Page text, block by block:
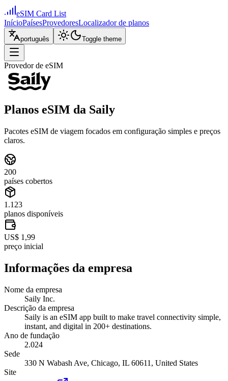
eSIM Card List
InícioPaísesProvedoresLocalizador de planos
português Toggle theme
Provedor de eSIM
Planos eSIM da Saily
Pacotes eSIM de viagem focados em configuração simples e preços
claros.
200
países cobertos
1.123
planos disponíveis
US$ 1,99
preço inicial
Informações da empresa
Nome da empresa
Saily Inc.
Descrição da empresa
Saily is an eSIM app built to make travel connectivity simple,
instant, and digital in 200+ destinations.
Ano de fundação
2.024
Sede
330 N Wabash Ave, Chicago, IL 60611, United States
Site